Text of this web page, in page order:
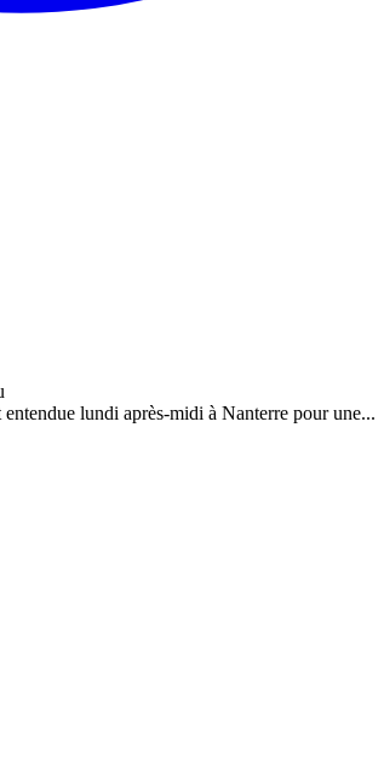
lundi après-midi à Nanterre pour une...